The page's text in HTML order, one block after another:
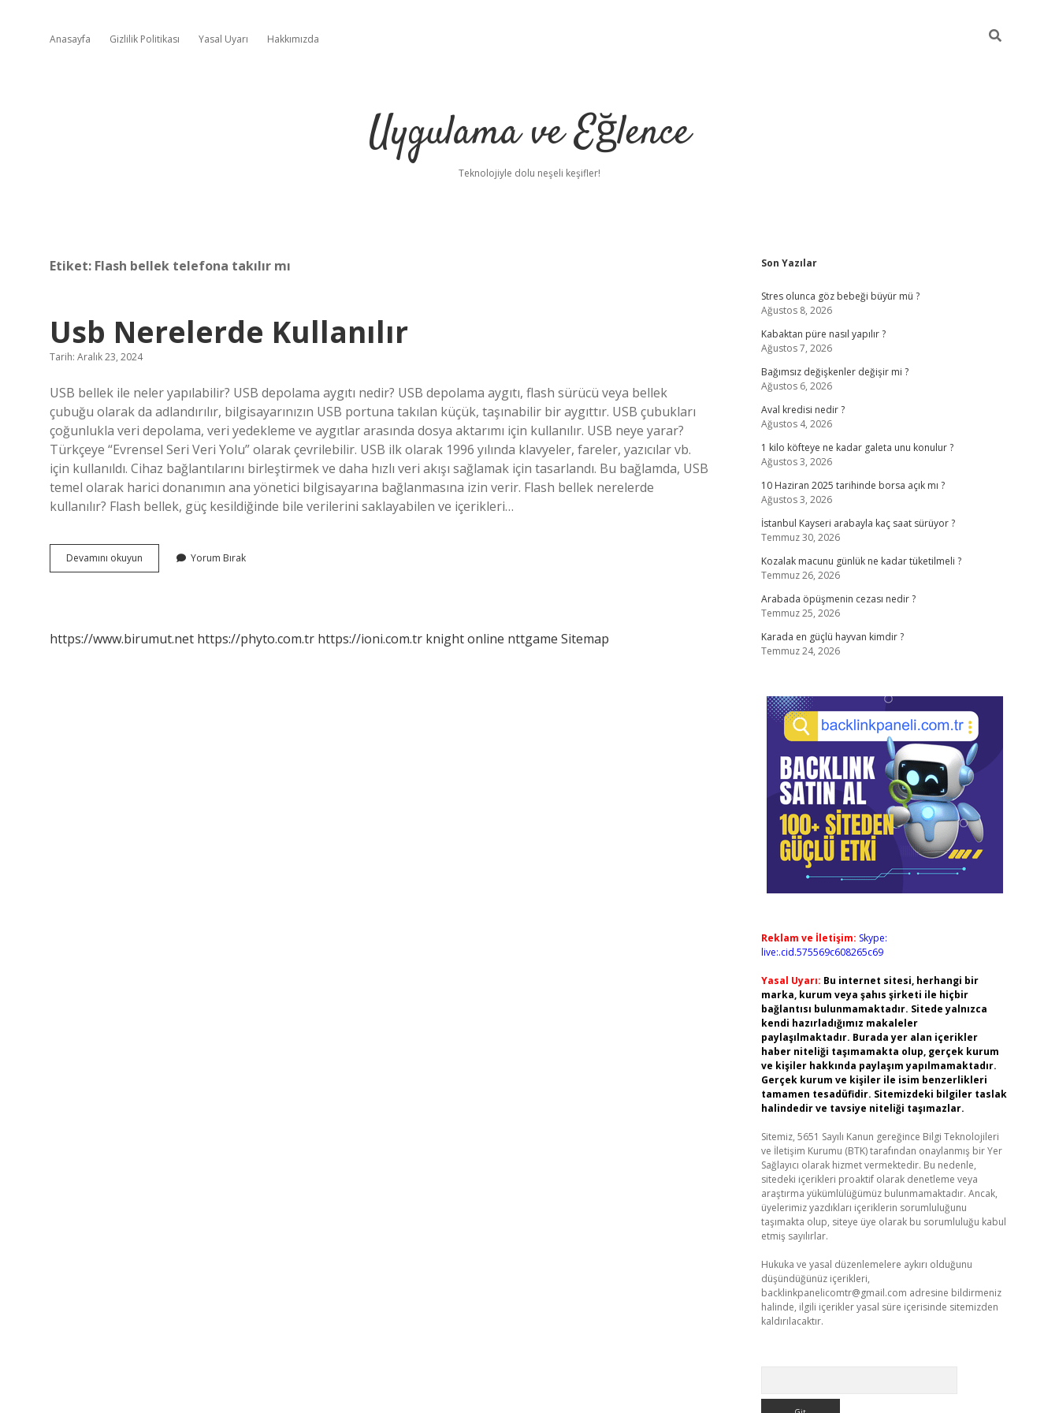
Anasayfa Gizlilik Politikası Yasal Uyarı Hakkımızda
Uygulama ve Eğlence
Teknolojiyle dolu neşeli keşifler!
Etiket: Flash bellek telefona takılır mı
Usb Nerelerde Kullanılır
Tarih: Aralık 23, 2024
USB bellek ile neler yapılabilir? USB depolama aygıtı nedir? USB depolama aygıtı, flash sürücü veya bellek
çubuğu olarak da adlandırılır, bilgisayarınızın USB portuna takılan küçük, taşınabilir bir aygıttır. USB çubukları
çoğunlukla veri depolama, veri yedekleme ve aygıtlar arasında dosya aktarımı için kullanılır. USB neye yarar?
Türkçeye “Evrensel Seri Veri Yolu” olarak çevrilebilir. USB ilk olarak 1996 yılında klavyeler, fareler, yazıcılar vb.
için kullanıldı. Cihaz bağlantılarını birleştirmek ve daha hızlı veri akışı sağlamak için tasarlandı. Bu bağlamda, USB
temel olarak harici donanımın ana yönetici bilgisayarına bağlanmasına izin verir. Flash bellek nerelerde
kullanılır? Flash bellek, güç kesildiğinde bile verilerini saklayabilen ve içerikleri…
Devamını okuyun
Nerelerde
Yorum Bırak
https://www.birumut.net https://phyto.com.tr https://ioni.com.tr knight online nttgame Sitemap
Sidebar
Son Yazılar
Stres olunca göz bebeği büyür mü ?
Ağustos 8, 2026
Kabaktan püre nasıl yapılır ?
Ağustos 7, 2026
Bağımsız değişkenler değişir mi ?
Ağustos 6, 2026
Aval kredisi nedir ?
Ağustos 4, 2026
1 kilo köfteye ne kadar galeta unu konulur ?
Ağustos 3, 2026
10 Haziran 2025 tarihinde borsa açık mı ?
Ağustos 3, 2026
İstanbul Kayseri arabayla kaç saat sürüyor ?
Temmuz 30, 2026
Kozalak macunu günlük ne kadar tüketilmeli ?
Temmuz 26, 2026
Arabada öpüşmenin cezası nedir ?
Temmuz 25, 2026
Karada en güçlü hayvan kimdir ?
Temmuz 24, 2026
Reklam ve İletişim: Skype:
live:.cid.575569c608265c69
Yasal Uyarı: Bu internet sitesi, herhangi bir
marka, kurum veya şahıs şirketi ile hiçbir
bağlantısı bulunmamaktadır. Sitede yalnızca
kendi hazırladığımız makaleler
paylaşılmaktadır. Burada yer alan içerikler
haber niteliği taşımamakta olup, gerçek kurum
ve kişiler hakkında paylaşım yapılmamaktadır.
Gerçek kurum ve kişiler ile isim benzerlikleri
tamamen tesadüfidir. Sitemizdeki bilgiler taslak
halindedir ve tavsiye niteliği taşımazlar.
Sitemiz, 5651 Sayılı Kanun gereğince Bilgi Teknolojileri
ve İletişim Kurumu (BTK) tarafından onaylanmış bir Yer
Sağlayıcı olarak hizmet vermektedir. Bu nedenle,
sitedeki içerikleri proaktif olarak denetleme veya
araştırma yükümlülüğümüz bulunmamaktadır. Ancak,
üyelerimiz yazdıkları içeriklerin sorumluluğunu
taşımakta olup, siteye üye olarak bu sorumluluğu kabul
etmiş sayılırlar.
Hukuka ve yasal düzenlemelere aykırı olduğunu
düşündüğünüz içerikleri,
backlinkpanelicomtr@gmail.com adresine bildirmeniz
halinde, ilgili içerikler yasal süre içerisinde sitemizden
kaldırılacaktır.